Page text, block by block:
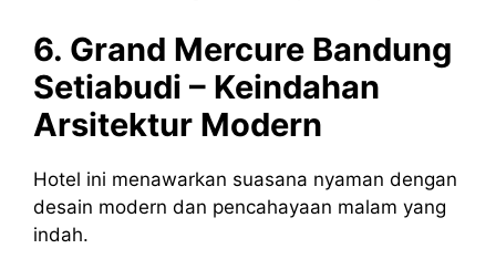
6. Grand Mercure Bandung
Setiabudi – Keindahan
Arsitektur Modern
Hotel ini menawarkan suasana nyaman dengan
desain modern dan pencahayaan malam yang
indah.